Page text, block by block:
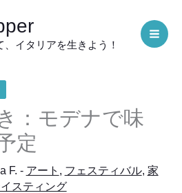
イタリアを生きよう！
：モデナで味
定
F. - アート , フェスティバル, 家
スティング